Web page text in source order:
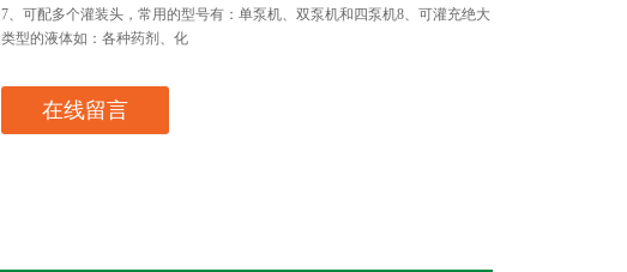
7、可配多个灌装头，常用的型号有：单泵机、双泵机和四泵机8、可灌充绝大
类型的液体如：各种药剂、化
在线留言